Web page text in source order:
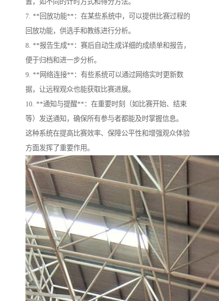
置，如不同的计时方式和得分方法。
7. **回放功能**：在某些系统中，可以提供比赛过程的
回放功能，供选手和教练进行分析。
8. **报告生成**：赛后自动生成详细的成绩单和报告，
便于归档和进一步分析。
9. **网络连接**：有些系统可以通过网络实时更新数
据，让远程观众也能获取比赛进展。
10. **通知与提醒**：在重要时刻（如比赛开始、结束
等）发送通知，确保所有参与者都能及时掌握信息。
这种系统在提高比赛效率、保障公平性和增强观众体验
方面发挥了重要作用。